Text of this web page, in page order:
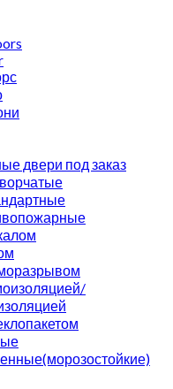
двери под заказ